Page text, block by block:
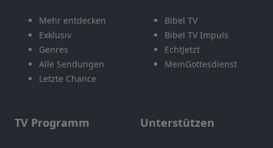
Mehr entdecken
Exklusiv
Genres
Alle Sendungen
Letzte Chance
Bibel TV
Bibel TV Impuls
EchtJetzt
MeinGottesdienst
TV Programm Unterstützen